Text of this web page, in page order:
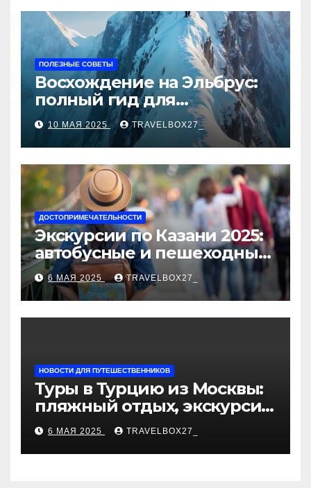
ПОЛЕЗНЫЕ СОВЕТЫ
Восхождение на Эльбрус:
полный гид для
покорителя высочайшей
вершины Европы
10 МАЯ 2025 TRAVELBOX27_
ДОСТОПРИМЕЧАТЕЛЬНОСТИ
Экскурсии по Казани 2025:
автобусные и пешеходные
туры от туроператора
«Казан360»
6 МАЯ 2025 TRAVELBOX27_
НОВОСТИ ДЛЯ ПУТЕШЕСТВЕННИКОВ
Туры в Турцию из Москвы:
пляжный отдых, экскурсии
и лучшие курорты
6 МАЯ 2025 TRAVELBOX27_